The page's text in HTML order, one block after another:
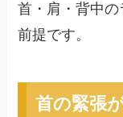
首・肩・背中
前提です。
首の緊張